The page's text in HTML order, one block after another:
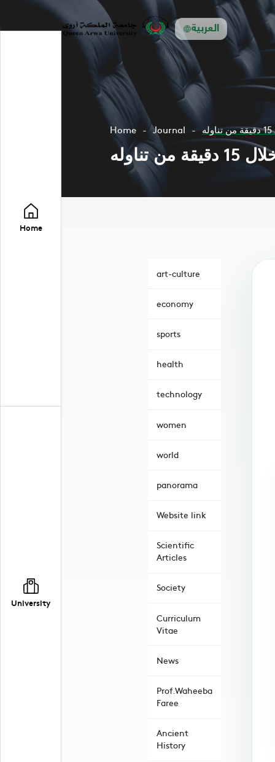
العربية
Home
University
Home Journal
art-culture
economy
sports
health
technology
women
world
panorama
Website link
Scientific
Articles
Society
Curriculum
Vitae
News
Prof.Waheeba
Faree
Ancient
History